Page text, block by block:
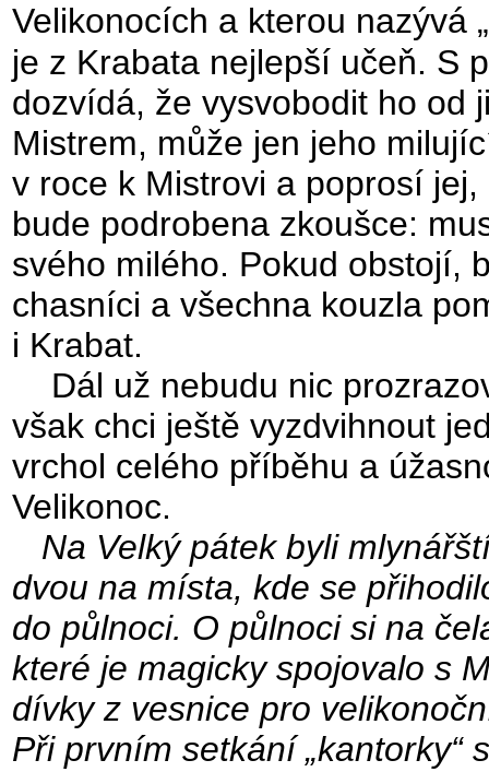
Velikonocích a kterou nazývá
je z Krabata nejlepší učeň. S
dozvídá, že vysvobodit ho od
Mistrem, může jen jeho
v roce k Mistrovi a poprosí
bude podrobena zkoušce:
svého milého. Pokud obstojí,
chasníci a všechna kouzla
i Krabat.
Dál už nebudu nic
však chci ještě vyzdvihnout
vrchol celého příběhu a
Velikonoc.
Na Velký pátek byli
dvou na místa, kde se
do půlnoci. O půlnoci si na
které je magicky spojovalo s
dívky z vesnice pro
Při prvním setkání „kantorky“